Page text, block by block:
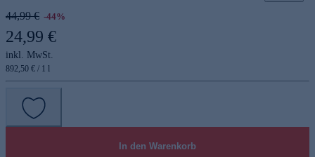
44,99 € -44%
24,99 €
inkl. MwSt.
892,50 € / 1 l
In den Warenkorb